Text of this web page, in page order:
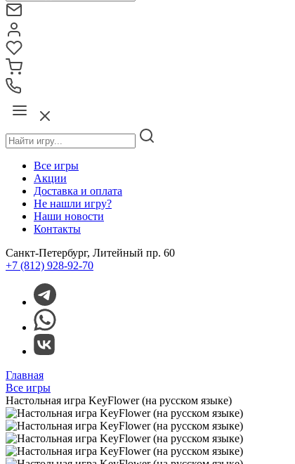
Все игры
Акции
Доставка и оплата
Не нашли игру?
Наши новости
Контакты
Санкт-Петербург, Литейный пр. 60
+7 (812) 928-92-70
Главная
Все игры
Настольная игра KeyFlower (на русском языке)